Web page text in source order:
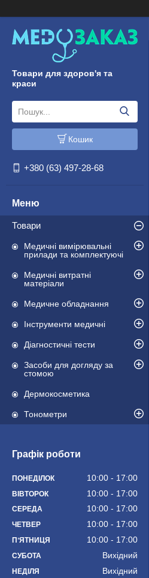
Товари для здоров'я та
краси
Кошик
+380 (63) 497-28-68
Товари
Медичні вимірювальні
прилади та комплектуючі
Медичні витратні
матеріали
Медичне обладнання
Інструменти медичні
Діагностичні тести
Засоби для догляду за
стомою
Дермокосметика
Тонометри
Графік роботи
ПОНЕДІЛОК 10:00 17:00
ВІВТОРОК 10:00 17:00
СЕРЕДА 10:00 17:00
ЧЕТВЕР 10:00 17:00
ПʼЯТНИЦЯ 10:00 17:00
СУБОТА Вихідний
НЕДІЛЯ Вихідний